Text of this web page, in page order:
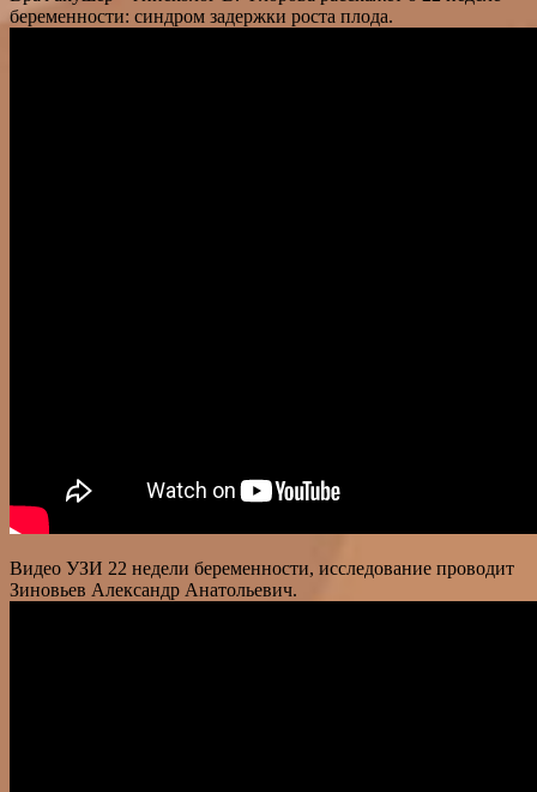
беременности: синдром задержки роста плода.
Видео УЗИ 22 недели беременности, исследование проводит
Зиновьев Александр Анатольевич.